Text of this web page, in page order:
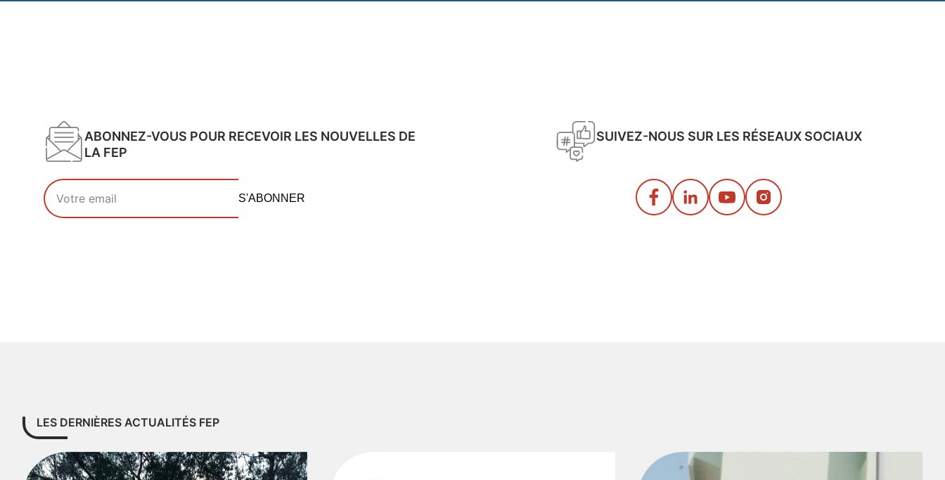
ABONNEZ-VOUS POUR RECEVOIR LES NOUVELLES DE
LA FEP
Votre adresse email
S'ABONNER
SUIVEZ-NOUS SUR LES RÉSEAUX SOCIAUX
LES DERNIÈRES ACTUALITÉS FEP